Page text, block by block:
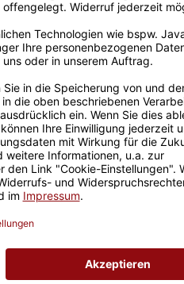
Geschenkverpackung 1
Tasse mit Fenster
2,50 €
Grußkarten zum